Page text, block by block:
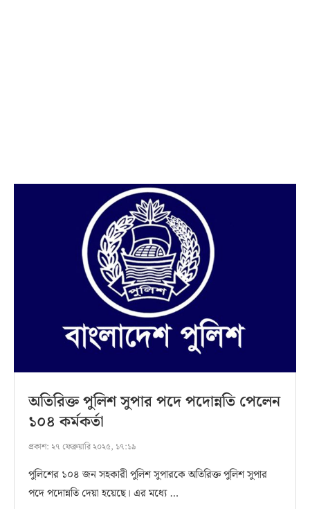
অতিরিক্ত পুলিশ সুপার পদে পদোন্নতি পেলেন
১০৪ কর্মকর্তা
প্রকাশ: ২৭ ফেব্রুয়ারি ২০২৫, ১৭:১৯
পুলিশের ১০৪ জন সহকারী পুলিশ সুপারকে অতিরিক্ত পুলিশ সুপার
পদে পদোন্নতি দেয়া হয়েছে। এর মধ্যে …